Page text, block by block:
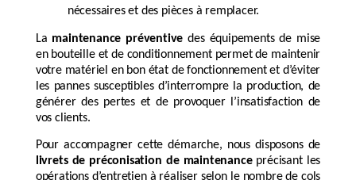
nécessaires et des pièces à remplacer.
La maintenance préventive des équipements de mise
en bouteille et de conditionnement permet de maintenir
votre matériel en bon état de fonctionnement et d’éviter
les pannes susceptibles d’interrompre la production, de
générer des pertes et de provoquer l’insatisfaction de
vos clients.
Pour accompagner cette démarche, nous disposons de
livrets de préconisation de maintenanceprécisant les
opérations d’entretien à réaliser selon le nombre de cols